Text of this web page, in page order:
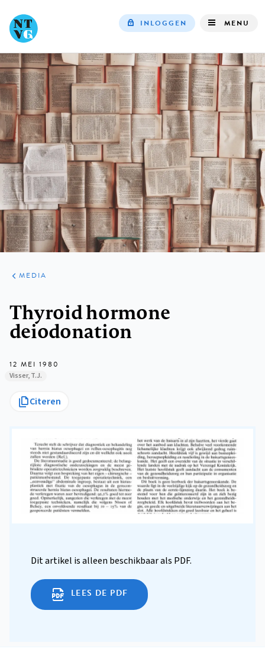
navigation
INLOGGEN MENU
ARTIKELEN
VARIA
MEDIA
Thyroid hormone
deiodonation
12 MEI 1980
Visser, T.J.
Citeren
Dit artikel is alleen beschikbaar als PDF.
LEES DE PDF